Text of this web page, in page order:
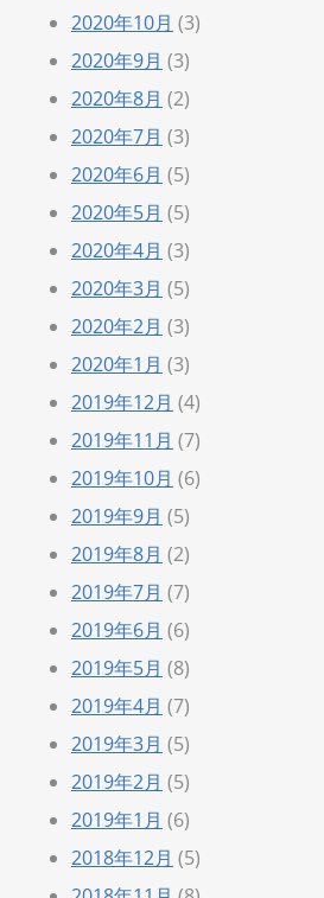
2020年10月 (3)
2020年9月 (3)
2020年8月 (2)
2020年7月 (3)
2020年6月 (5)
2020年5月 (5)
2020年4月 (3)
2020年3月 (5)
2020年2月 (3)
2020年1月 (3)
2019年12月 (4)
2019年11月 (7)
2019年10月 (6)
2019年9月 (5)
2019年8月 (2)
2019年7月 (7)
2019年6月 (6)
2019年5月 (8)
2019年4月 (7)
2019年3月 (5)
2019年2月 (5)
2019年1月 (6)
2018年12月 (5)